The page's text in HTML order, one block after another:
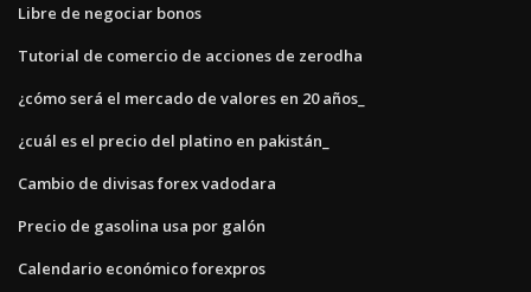
Libre de negociar bonos
Tutorial de comercio de acciones de zerodha
¿cómo será el mercado de valores en 20 años_
¿cuál es el precio del platino en pakistán_
Cambio de divisas forex vadodara
Precio de gasolina usa por galón
Calendario económico forexpros